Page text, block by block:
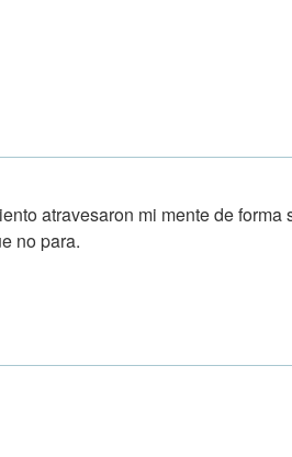
atravesaron mi mente de forma
no para.